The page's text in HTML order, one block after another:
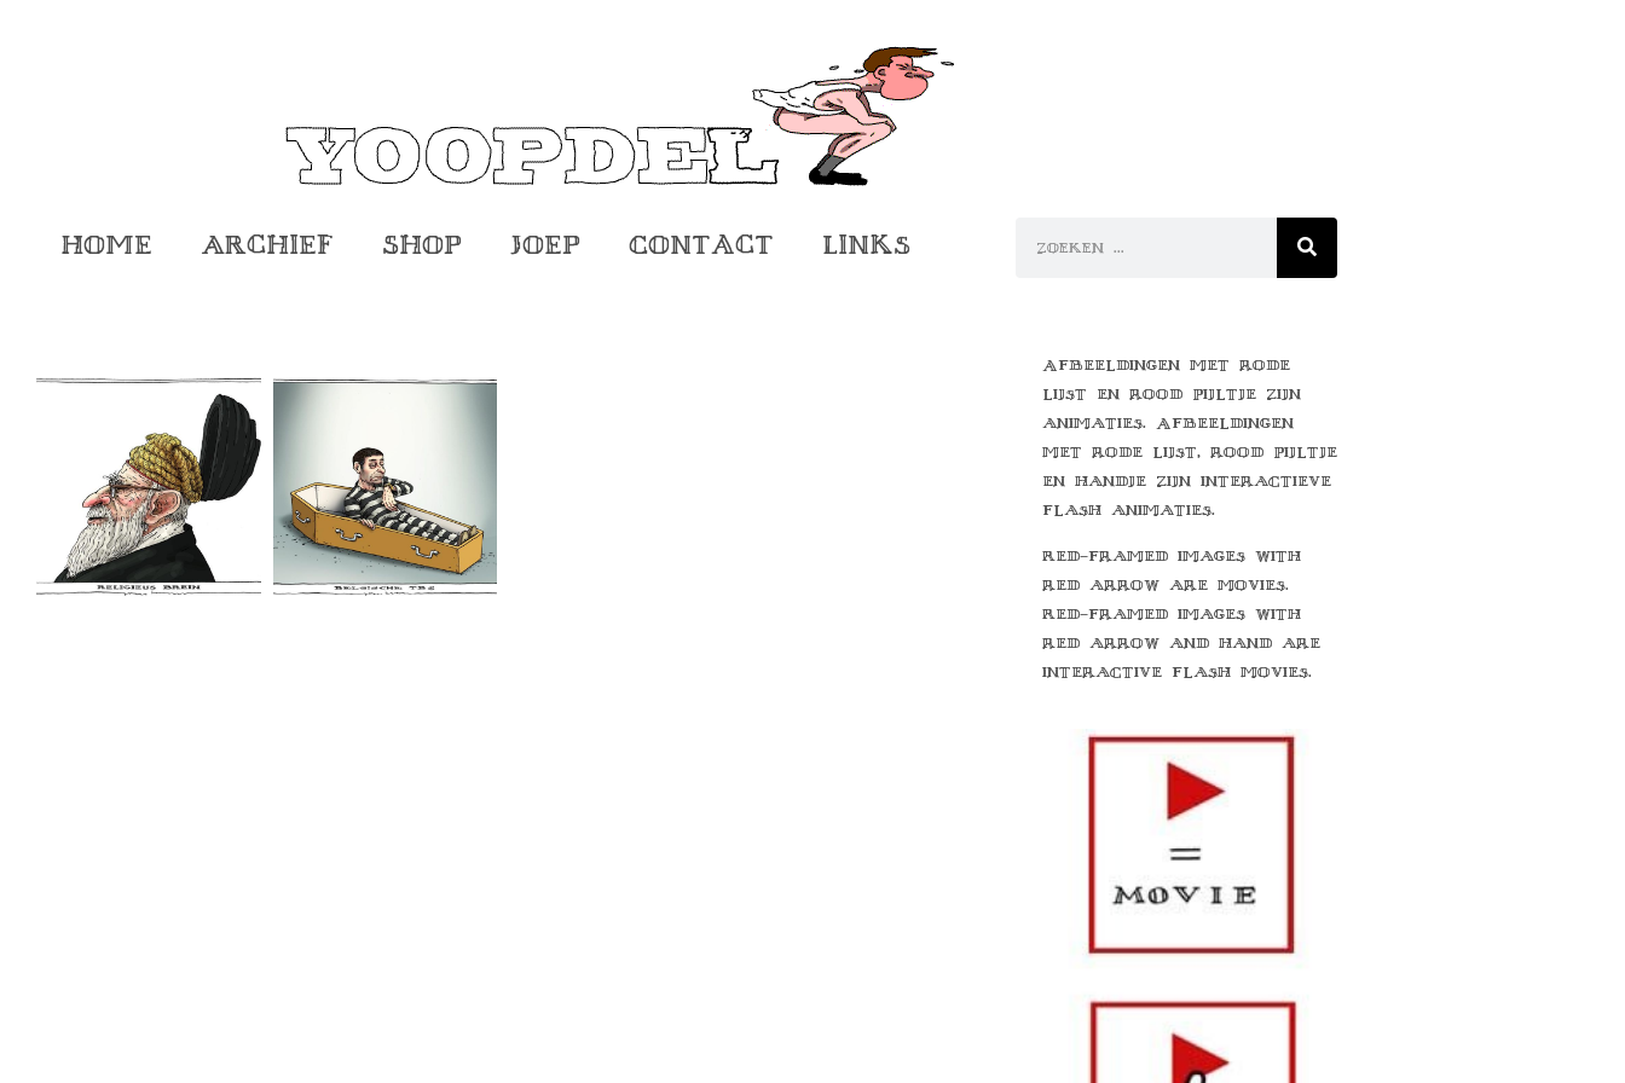
Home Archief Shop Joep Contact Links
Afbeeldingen met rode
lijst en rood pijltje zijn
animaties. Afbeeldingen
met rode lijst, rood pijltje
en handje zijn interactieve
flash animaties.
Red-framed images with
red arrow are movies.
Red-framed images with
red arrow and hand are
interactive flash movies.